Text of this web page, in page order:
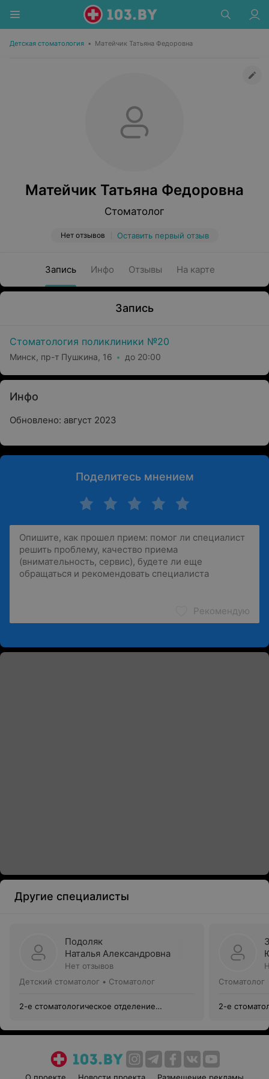
Детская стоматология • Матейчик Татьяна Федоровна
Матейчик Татьяна Федоровна
Стоматолог
Нет отзывов Оставить первый отзыв
Запись Инфо Отзывы На карте
Запись
Стоматология поликлиники №20
Минск, пр-т Пушкина, 16 до 20:00
Инфо
Обновлено: август 2023
Поделитесь мнением
Рекомендую
Другие специалисты
Подоляк
Наталья Александровна
Нет отзывов
Детский стоматолог • Стоматолог
2-е стоматологическое отделение
Стоматолог
2-е